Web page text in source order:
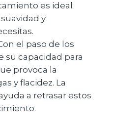
es ideal
y
el paso de los
su capacidad para
provoca la
y flacidez. La
a retrasar estos